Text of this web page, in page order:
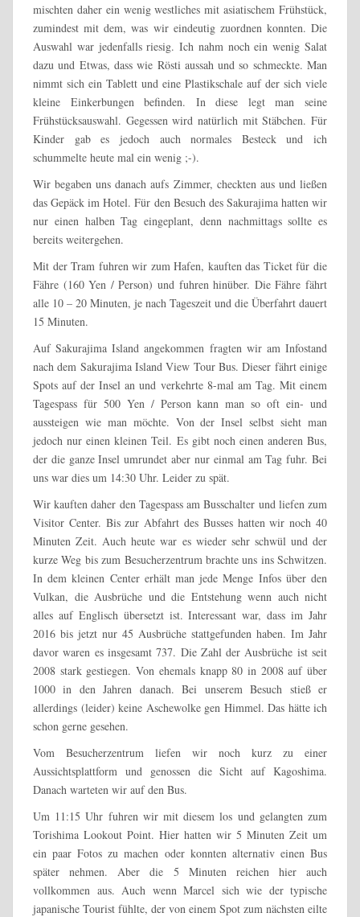
mischten daher ein wenig westliches mit asiatischem Frühstück,
zumindest mit dem, was wir eindeutig zuordnen konnten. Die
Auswahl war jedenfalls riesig. Ich nahm noch ein wenig Salat
dazu und Etwas, dass wie Rösti aussah und so schmeckte. Man
nimmt sich ein Tablett und eine Plastikschale auf der sich viele
kleine Einkerbungen befinden. In diese legt man seine
Frühstücksauswahl. Gegessen wird natürlich mit Stäbchen. Für
Kinder gab es jedoch auch normales Besteck und ich
schummelte heute mal ein wenig ;-).
Wir begaben uns danach aufs Zimmer, checkten aus und ließen
das Gepäck im Hotel. Für den Besuch des Sakurajima hatten wir
nur einen halben Tag eingeplant, denn nachmittags sollte es
bereits weitergehen.
Mit der Tram fuhren wir zum Hafen, kauften das Ticket für die
Fähre (160 Yen / Person) und fuhren hinüber. Die Fähre fährt
alle 10 – 20 Minuten, je nach Tageszeit und die Überfahrt dauert
15 Minuten.
Auf Sakurajima Island angekommen fragten wir am Infostand
nach dem Sakurajima Island View Tour Bus. Dieser fährt einige
Spots auf der Insel an und verkehrte 8-mal am Tag. Mit einem
Tagespass für 500 Yen / Person kann man so oft ein- und
aussteigen wie man möchte. Von der Insel selbst sieht man
jedoch nur einen kleinen Teil. Es gibt noch einen anderen Bus,
der die ganze Insel umrundet aber nur einmal am Tag fuhr. Bei
uns war dies um 14:30 Uhr. Leider zu spät.
Wir kauften daher den Tagespass am Busschalter und liefen zum
Visitor Center. Bis zur Abfahrt des Busses hatten wir noch 40
Minuten Zeit. Auch heute war es wieder sehr schwül und der
kurze Weg bis zum Besucherzentrum brachte uns ins Schwitzen.
In dem kleinen Center erhält man jede Menge Infos über den
Vulkan, die Ausbrüche und die Entstehung wenn auch nicht
alles auf Englisch übersetzt ist. Interessant war, dass im Jahr
2016 bis jetzt nur 45 Ausbrüche stattgefunden haben. Im Jahr
davor waren es insgesamt 737. Die Zahl der Ausbrüche ist seit
2008 stark gestiegen. Von ehemals knapp 80 in 2008 auf über
1000 in den Jahren danach. Bei unserem Besuch stieß er
allerdings (leider) keine Aschewolke gen Himmel. Das hätte ich
schon gerne gesehen.
Vom Besucherzentrum liefen wir noch kurz zu einer
Aussichtsplattform und genossen die Sicht auf Kagoshima.
Danach warteten wir auf den Bus.
Um 11:15 Uhr fuhren wir mit diesem los und gelangten zum
Torishima Lookout Point. Hier hatten wir 5 Minuten Zeit um
ein paar Fotos zu machen oder konnten alternativ einen Bus
später nehmen. Aber die 5 Minuten reichen hier auch
vollkommen aus. Auch wenn Marcel sich wie der typische
japanische Tourist fühlte, der von einem Spot zum nächsten eilte